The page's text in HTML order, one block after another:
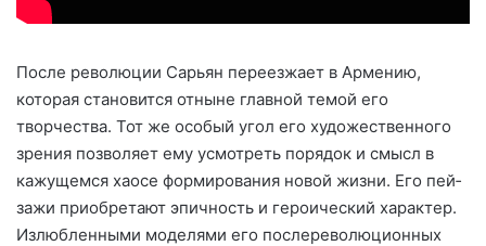
После революции Сарьян переезжает в Армению,
которая становится отныне главной темой его
творчества. Тот же особый угол его художественного
зрения позволяет ему усмотреть порядок и смысл в
кажущемся хаосе фор­мирования новой жизни. Его пей­
зажи приобретают эпичность и героический характер.
Излюблен­ными моделями его послереволю­ционных